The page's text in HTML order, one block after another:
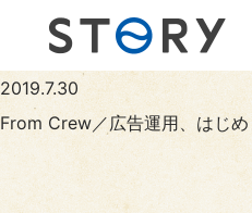
2019.7.30
From Crew／広告運用、はじめ